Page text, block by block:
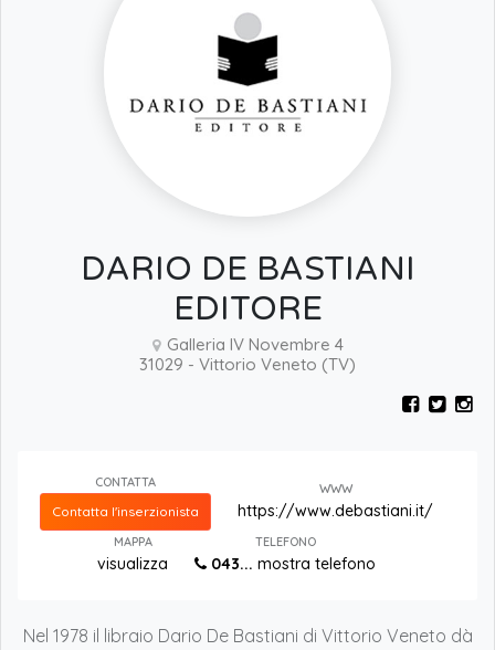
DARIO DE BASTIANI
EDITORE
Galleria IV Novembre 4
31029 - Vittorio Veneto (TV)
CONTATTA
Contatta l'inserzionista
WWW
https://www.debastiani.it/
MAPPA
visualizza
TELEFONO
043... mostra telefono
Nel 1978 il libraio Dario De Bastiani di Vittorio Veneto dà